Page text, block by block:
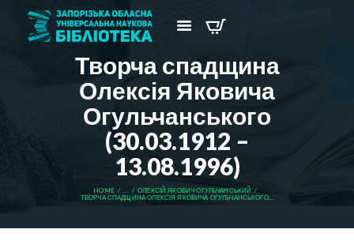
Творча спадщина
Олексія Яковича
Огульчанського
(30.03.1912 –
13.08.1996)
HOME ...
ОЛЕКСІЙ ЯКОВИЧ ОГУЛЬЧАНСЬКИЙ
ТВОРЧА СПАДЩИНА ОЛЕКСІЯ ЯКОВИЧА ОГУЛЬЧАНСЬКОГО...